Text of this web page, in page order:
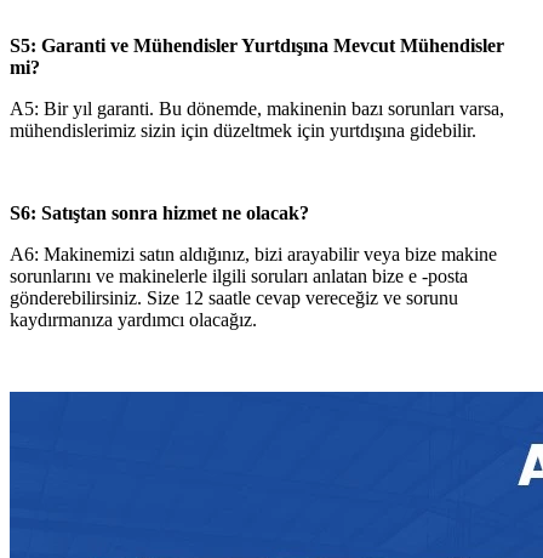
S5: Garanti ve Mühendisler Yurtdışına Mevcut Mühendisler
mi?
A5: Bir yıl garanti. Bu dönemde, makinenin bazı sorunları varsa,
mühendislerimiz sizin için düzeltmek için yurtdışına gidebilir.
S6: Satıştan sonra hizmet ne olacak?
A6: Makinemizi satın aldığınız, bizi arayabilir veya bize makine
sorunlarını ve makinelerle ilgili soruları anlatan bize e -posta
gönderebilirsiniz. Size 12 saatle cevap vereceğiz ve sorunu
kaydırmanıza yardımcı olacağız.